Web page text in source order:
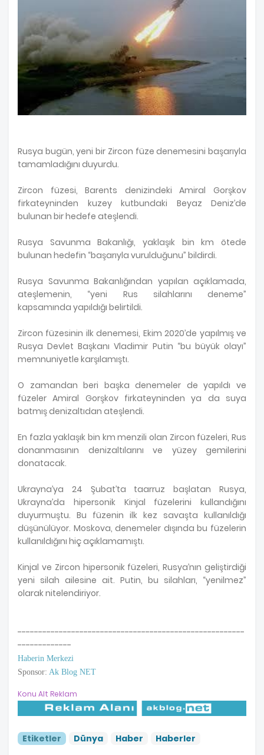
Rusya bugün, yeni bir Zircon füze denemesini başarıyla
tamamladığını duyurdu.
Zircon füzesi, Barents denizindeki Amiral Gorşkov
firkateyninden kuzey kutbundaki Beyaz Deniz’de
bulunan bir hedefe ateşlendi.
Rusya Savunma Bakanlığı, yaklaşık bin km ötede
bulunan hedefin “başarıyla vurulduğunu” bildirdi.
Rusya Savunma Bakanlığından yapılan açıklamada,
ateşlemenin, “yeni Rus silahlarını deneme”
kapsamında yapıldığı belirtildi.
Zircon füzesinin ilk denemesi, Ekim 2020’de yapılmış ve
Rusya Devlet Başkanı Vladimir Putin “bu büyük olayı”
memnuniyetle karşılamıştı.
O zamandan beri başka denemeler de yapıldı ve
füzeler Amiral Gorşkov firkateyninden ya da suya
batmış denizaltıdan ateşlendi.
En fazla yaklaşık bin km menzili olan Zircon füzeleri, Rus
donanmasının denizaltılarını ve yüzey gemilerini
donatacak.
Ukrayna’ya 24 Şubat’ta taarruz başlatan Rusya,
Ukrayna’da hipersonik Kinjal füzelerini kullandığını
duyurmuştu. Bu füzenin ilk kez savaşta kullanıldığı
düşünülüyor. Moskova, denemeler dışında bu füzelerin
kullanıldığını hiç açıklamamıştı.
Kinjal ve Zircon hipersonik füzeleri, Rusya’nın geliştirdiği
yeni silah ailesine ait. Putin, bu silahları, “yenilmez”
olarak nitelendiriyor.
-------------------------------------------------------
-------------
Haberin Merkezi
Sponsor: Ak Blog NET
Konu Alt Reklam
Etiketler Dünya Haber Haberler